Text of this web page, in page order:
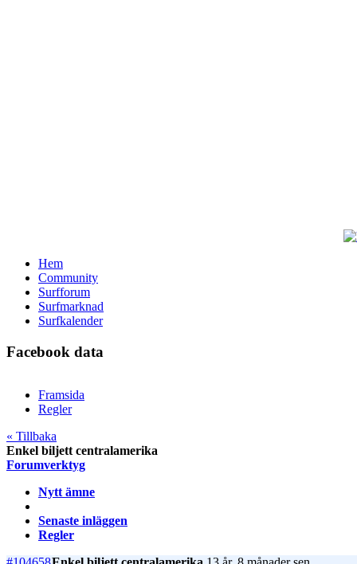
Hem
Community
Surfforum
Surfmarknad
Surfkalender
Facebook data
Framsida
Regler
« Tillbaka
Enkel biljett centralamerika
Forumverktyg
Nytt ämne
Senaste inläggen
Regler